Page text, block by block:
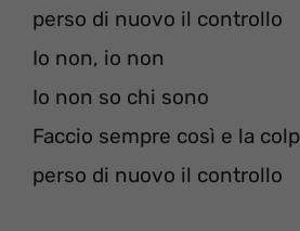
perso di nuovo il controllo
Io non, io non
Io non so chi sono
Faccio sempre così e la
perso di nuovo il controllo